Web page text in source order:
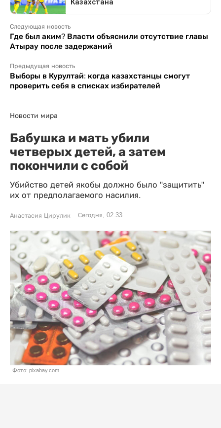
Следующая новость
Где был аким? Власти объяснили отсутствие главы
Атырау после задержаний
Предыдущая новость
Выборы в Курултай: когда казахстанцы смогут
проверить себя в списках избирателей
Новости мира
Бабушка и мать убили
четверых детей, а затем
покончили с собой
Убийство детей якобы должно было "защитить"
их от предполагаемого насилия.
Анастасия Цирулик Сегодня, 02:33
Фото: pixabay.com